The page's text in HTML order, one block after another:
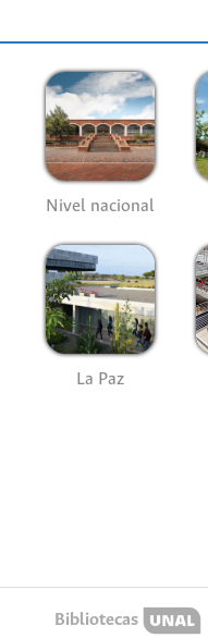
Nivel nacional
La Paz
Bibliotecas